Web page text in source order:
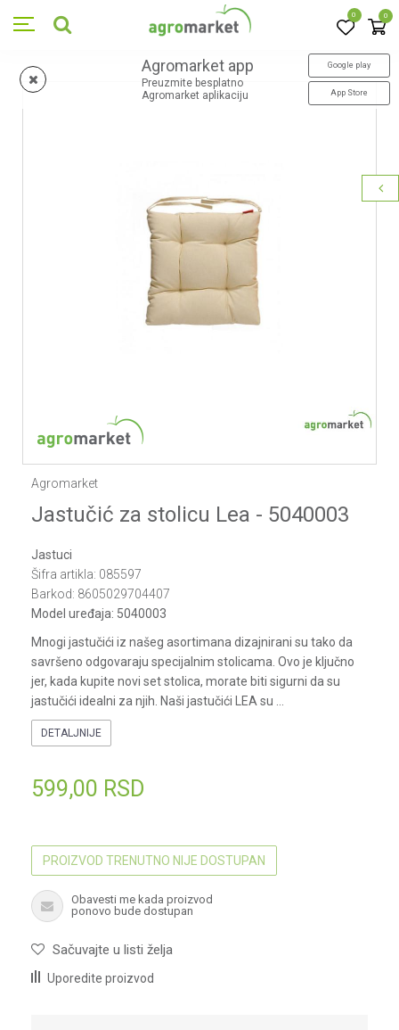
0 0
Agromarket app
Preuzmite besplatno
Agromarket aplikaciju
Google play
App Store
Agromarket
Jastučić za stolicu Lea - 5040003
Jastuci
Šifra artikla: 085597
Barkod: 8605029704407
Model uređaja: 5040003
Mnogi jastučići iz našeg asortimana dizajnirani su tako da
savršeno odgovaraju specijalnim stolicama. Ovo je ključno
jer, kada kupite novi set stolica, morate biti sigurni da su
jastučići idealni za njih. Naši jastučići LEA su
DETALJNIJE
599,00 RSD
PROIZVOD TRENUTNO NIJE DOSTUPAN
Obavesti me kada proizvod
ponovo bude dostupan
Sačuvajte u listi želja
Uporedite proizvod